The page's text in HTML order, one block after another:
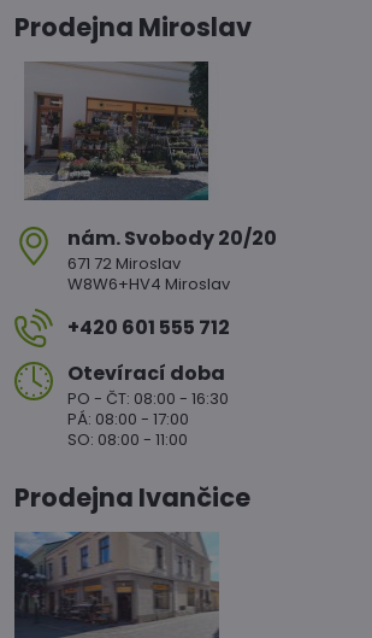
Prodejna Miroslav
nám​. Svobody 20/20
671 72 Miroslav
W8W6+HV4 Miroslav
+420 601 555 712
Otevírací doba
PO - ČT: 08:00 - 16:30
PÁ: 08:00 - 17:00
SO: 08:00 - 11:00
Prodejna Ivančice